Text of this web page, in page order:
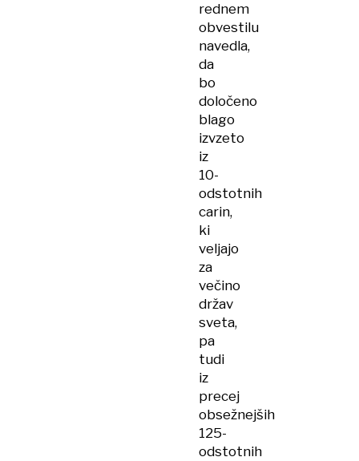
rednem
obvestilu
navedla,
da
bo
določeno
blago
izvzeto
iz
10-
odstotnih
carin,
ki
veljajo
za
večino
držav
sveta,
pa
tudi
iz
precej
obsežnejših
125-
odstotnih